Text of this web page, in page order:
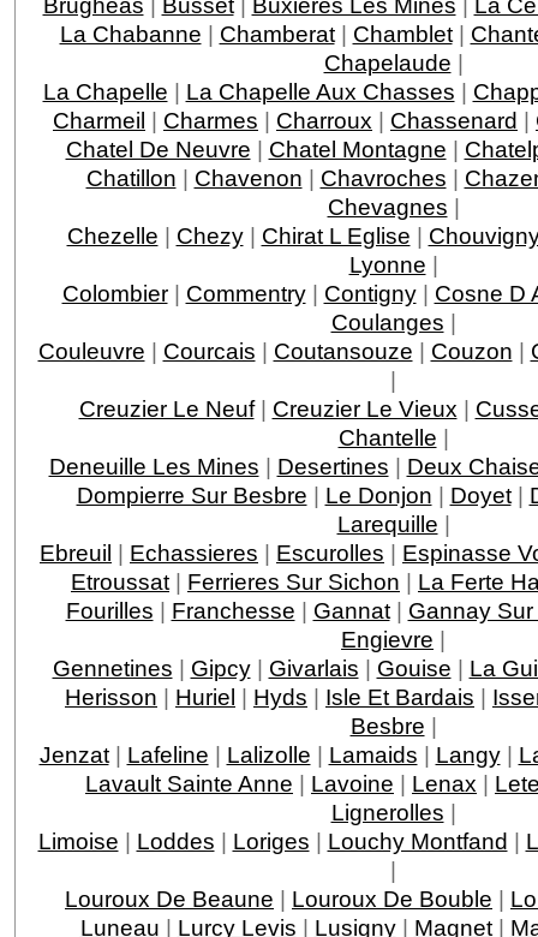
La Chabanne | Chamberat| Chamblet|
Chapelaude |
La Chapelle | La Chapelle Aux Chasses |
Charmeil | Charmes | Charroux | Chassenard |
Chatel De Neuvre | Chatel Montagne |
Chatillon | Chavenon | Chavroches |
Chevagnes |
Chezelle | Chezy| Chirat L Eglise |
Lyonne |
Colombier| Commentry| Contigny| Cosne D
Coulanges |
Couleuvre | Courcais | Coutansouze | Couzon |
|
Creuzier Le Neuf| Creuzier Le Vieux |
Chantelle |
Deneuille Les Mines | Desertines | Deux
Dompierre Sur Besbre | Le Donjon | Doyet|
Larequille |
Ebreuil | Echassieres | Escurolles | Espinasse
Etroussat | Ferrieres Sur Sichon | La Ferte
Fourilles | Franchesse | Gannat| Gannay
Engievre |
Gennetines | Gipcy| Givarlais | Gouise | La
Herisson | Huriel | Hyds | Isle Et Bardais |
Besbre |
Jenzat| Lafeline | Lalizolle | Lamaids | Langy|
Lavault Sainte Anne | Lavoine | Lenax |
Lignerolles |
Limoise | Loddes | Loriges | Louchy Montfand |
|
Louroux De Beaune | Louroux De Bouble |
Luneau | Lurcy Levis | Lusigny| Magnet|